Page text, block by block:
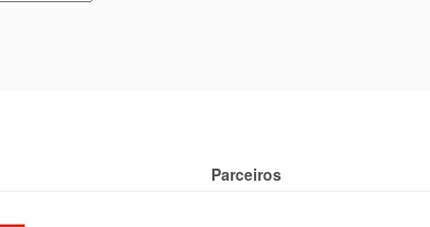
Parceiros